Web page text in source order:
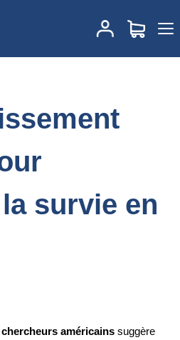
enrichissement odorant pour
survie en
américains suggère